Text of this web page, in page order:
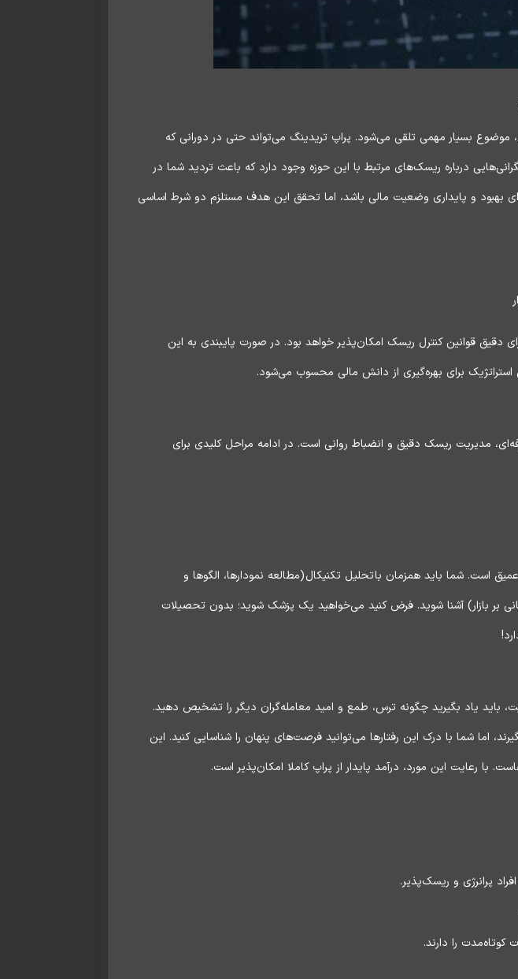
موضوع بسیار مهمی تلقی می‌شود. پراپ تریدینگ می‌تواند حتی در دورانی که
درباره ریسک‌های مرتبط با این حوزه وجود دارد که باعث تردید شما در
بهبود و پایداری وضعیت مالی باشد، اما تحقق این هدف مستلزم دو شرط اساسی
دقیق قوانین کنترل ریسک امکان‌پذیر خواهد بود. در صورت پایبندی به این
استراتژیک برای بهره‌گیری از دانش مالی محسوب می‌شود.
مدیریت ریسک دقیق و انضباط روانی است. در ادامه مراحل کلیدی برای
است. شما باید همزمان با تحلیل تکنیکال (مطالعه نمودارها، الگوها و
بر بازار) آشنا شوید. فرض کنید می‌خواهید یک پزشک شوید؛ بدون تحصیلات
باید یاد بگیرید چگونه ترس، طمع و امید معامله‌گران دیگر را تشخیص دهید.
اما شما با درک این رفتارها می‌توانید فرصت‌های پنهان را شناسایی کنید. این
با رعایت این مورد، درآمد پایدار از پراپ کاملا امکان‌پذیر است.
پرانرژی و ریسک‌پذیر.
را دارند.